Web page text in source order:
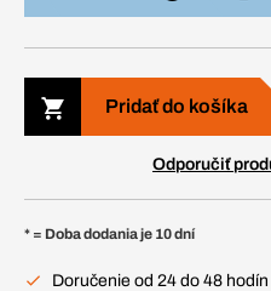
Pridať do košíka
Odporučiť
* = Doba dodania je 10 dní
Doručenie od 24 do 48 hodín